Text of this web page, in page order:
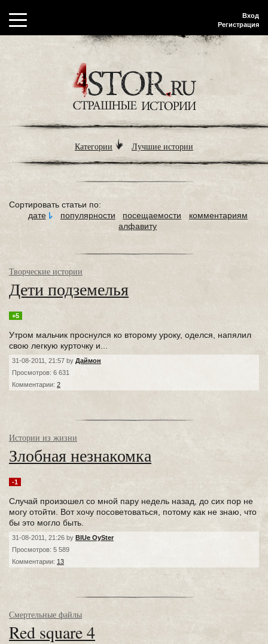
Вход
Регистрация
Категории Лучшие истории
Сортировать статьи по:
дате
популярности посещаемости
комментариям
алфавиту
Творческие истории
Дети подземелья
+5
Утром мальчик проснулся ко второму уроку, оделся, напялил
свою легкую курточку и...
31-08-2011, 21:57 by Даймон
Просмотров: 6 631
Комментарии: 2
Истории из жизни
Злобная незнакомка
-1
Случай произошел со мной пару недель назад, до сих пор не
могу отойти. Вот хочу посоветоваться, потому как не знаю, что
бы это могло быть.
31-08-2011, 21:26 by BlUe OySter
Просмотров: 5 589
Комментарии: 13
Смертельные файлы
Red square 4